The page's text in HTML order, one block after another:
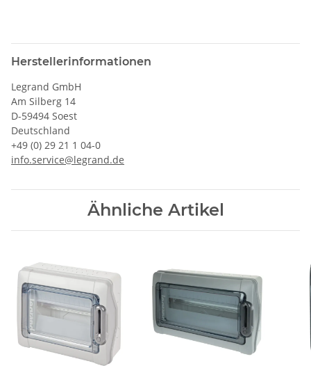
Herstellerinformationen
Legrand GmbH
Am Silberg 14
D-59494 Soest
Deutschland
+49 (0) 29 21 1 04-0
info.service@legrand.de
Ähnliche Artikel